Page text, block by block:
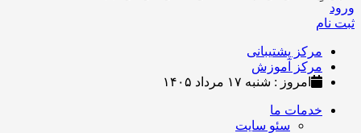
ورود
ثبت نام
مرکز پشتیبانی
مرکز آموزش
امروز : شنبه ۱۷ مرداد ۱۴۰۵
خدمات ما
سئو سایت